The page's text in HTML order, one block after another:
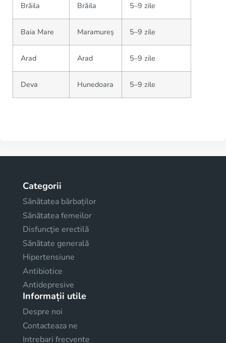
Brăila Brăila 5–9 zile
Baia Mare Maramureș 5–9 zile
Arad Arad 5–9 zile
Deva Hunedoara 5–9 zile
Categorii
Sănătatea bărbaților
Sănătatea femeilor
Disfuncţie erectilă
Sănătate generală
Hipertensiune
Antibiotice
Antidepresive
Informații utile
Despre noi
Contacteaza ne
Intrebari frecvente